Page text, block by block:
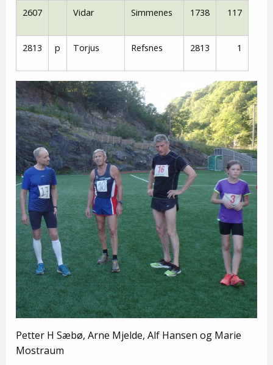
2607 Vidar Simmenes 1738 117
2813 p Torjus Refsnes 2813 1
Petter H Sæbø, Arne Mjelde, Alf Hansen og Marie
Mostraum